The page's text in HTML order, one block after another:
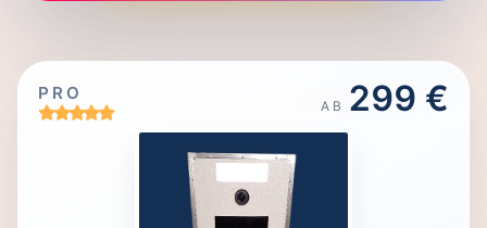
PRO
AB 299 €